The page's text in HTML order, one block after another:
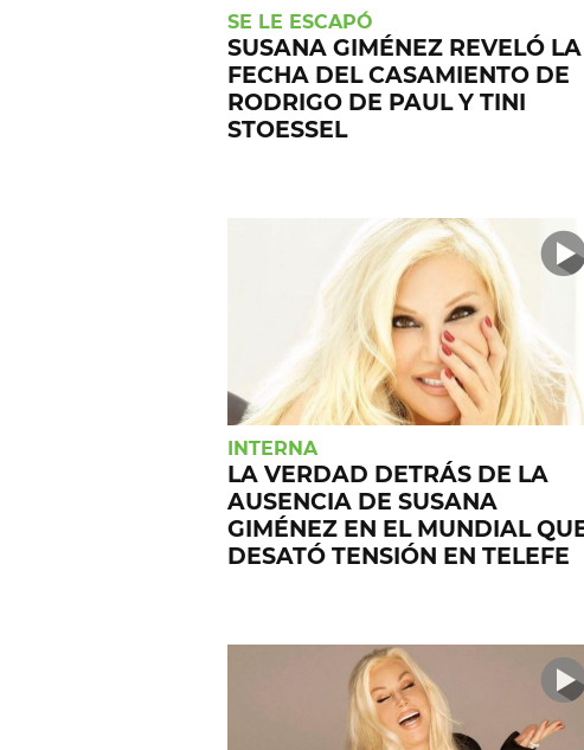
SE LE ESCAPÓ
SUSANA GIMÉNEZ REVELÓ LA
FECHA DEL CASAMIENTO DE
RODRIGO DE PAUL Y TINI
STOESSEL
INTERNA
LA VERDAD DETRÁS DE LA
AUSENCIA DE SUSANA
GIMÉNEZ EN EL MUNDIAL
DESATÓ TENSIÓN EN TELEFE